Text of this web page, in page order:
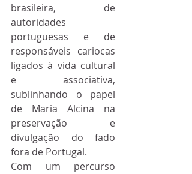
brasileira, de
autoridades
portuguesas e de
responsáveis cariocas
ligados à vida cultural
e associativa,
sublinhando o papel
de Maria Alcina na
preservação e
divulgação do fado
fora de Portugal.
Com um percurso